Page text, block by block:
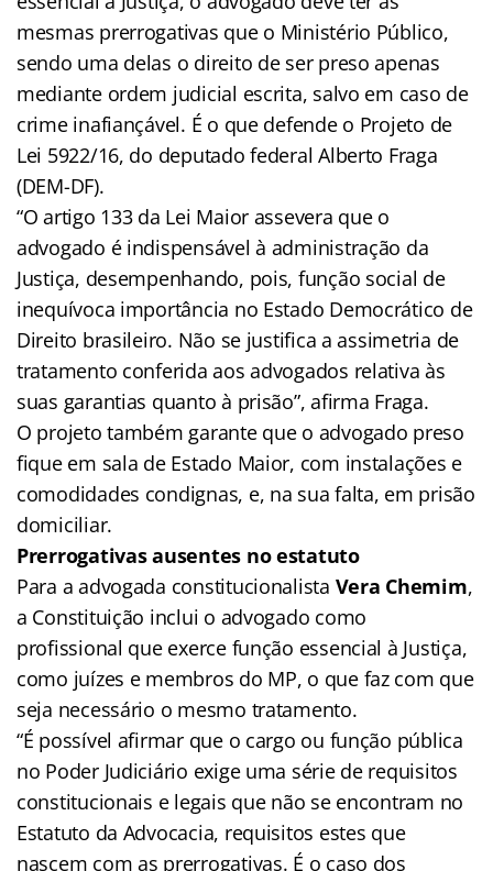
mesmas prerrogativas que o Ministério Público,
sendo uma delas o direito de ser preso apenas
mediante ordem judicial escrita, salvo em caso de
crime inafiançável. É o que defende o Projeto de
Lei 5922/16, do deputado federal Alberto Fraga
(DEM-DF).
“O artigo 133 da Lei Maior assevera que o
advogado é indispensável à administração da
Justiça, desempenhando, pois, função social de
inequívoca importância no Estado Democrático de
Direito brasileiro. Não se justifica a assimetria de
tratamento conferida aos advogados relativa às
suas garantias quanto à prisão”, afirma Fraga.
O projeto também garante que o advogado preso
fique em sala de Estado Maior, com instalações e
comodidades condignas, e, na sua falta, em prisão
domiciliar.
Prerrogativas ausentes no estatuto
Para a advogada constitucionalista Vera Chemim,
a Constituição inclui o advogado como
profissional que exerce função essencial à Justiça,
como juízes e membros do MP, o que faz com que
seja necessário o mesmo tratamento.
“É possível afirmar que o cargo ou função pública
no Poder Judiciário exige uma série de requisitos
constitucionais e legais que não se encontram no
Estatuto da Advocacia, requisitos estes que
nascem com as prerrogativas. É o caso dos